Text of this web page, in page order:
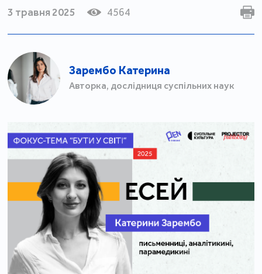
3 травня 2025 4564
Зарембо Катерина
Авторка, дослідниця суспільних наук